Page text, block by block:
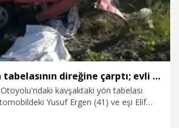
Otomobil, yön tabelasının direğine çarptı; evli çift öldü, çocukları ağır yaralı
kavşaktaki yön tabelası
Yusuf Ergen (41) ve eşi Elif